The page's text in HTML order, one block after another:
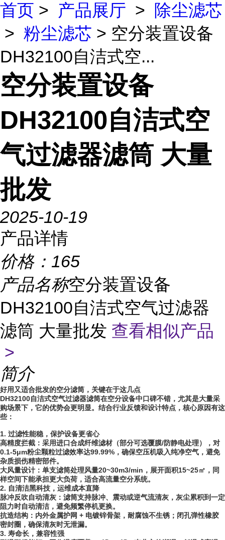
首页 > 产品展厅 >
除尘滤芯
> 粉尘滤芯 > 空分装置设备
DH32100自洁式空...
空分装置设备
DH32100自洁式空
气过滤器滤筒 大量
批发
2025-10-19
产品详情
价格： 165
产品名称空分装置设备
DH32100自洁式空气过滤器
滤筒 大量批发 查看相似产品
>
简介
好用又适合批发的空分滤筒，关键在于这几点
DH32100自洁式空气过滤器滤筒在空分设备中口碑不错，尤其是大量采
购场景下，它的优势会更明显。结合行业反馈和设计特点，核心原因有这
些：
1. 过滤性能稳，保护设备更省心
高精度拦截：采用进口合成纤维滤材（部分可选覆膜/防静电处理），对
0.1-5μm粉尘颗粒过滤效率达99.99%，确保空压机吸入纯净空气，避免
杂质损伤精密部件。
大风量设计：单支滤筒处理风量20~30m3/min，展开面积15~25㎡，同
样空间下能承担更大负荷，适合高流量空分系统。
2. 自清洁黑科技，运维成本直降
脉冲反吹自动清灰：滤筒支持脉冲、震动或逆气流清灰，灰尘累积到一定
阻力时自动清洁，避免频繁停机更换。
抗造结构：内外金属护网 + 电镀锌骨架，耐腐蚀不生锈；闭孔弹性橡胶
密封圈，确保清灰时无泄漏。
3. 寿命长，兼容性强